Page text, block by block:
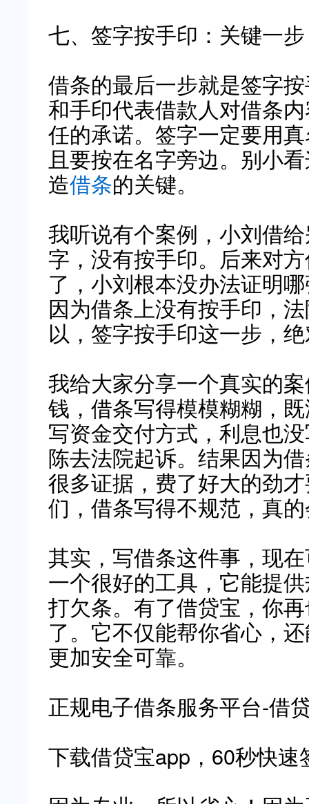
七、签字按手印：关键一步
借条的最后一步就是签字
和手印代表借款人对借条
任的承诺。签字一定要用
且要按在名字旁边。别小
造借条的关键。
我听说有个案例，小刘借
字，没有按手印。后来对
了，小刘根本没办法证明
因为借条上没有按手印，
以，签字按手印这一步，
我给大家分享一个真实的
钱，借条写得模模糊糊，
写资金交付方式，利息也
陈去法院起诉。结果因为
很多证据，费了好大的劲
们，借条写得不规范，真
其实，写借条这件事，现
一个很好的工具，它能提
打欠条。有了借贷宝，你
了。它不仅能帮你省心，
更加安全可靠。
正规电子借条服务平台-借
下载借贷宝app，60秒快速